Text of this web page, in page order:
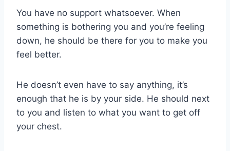
You have no support whatsoever. When
something is bothering you and you’re feeling
down, he should be there for you to make you
feel better.
He doesn’t even have to say anything, it’s
enough that he is by your side. He should next
to you and listen to what you want to get off
your chest.